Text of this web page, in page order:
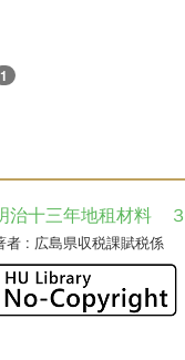
1
治十三年地租材料
者 : 広島県収税課賦税係